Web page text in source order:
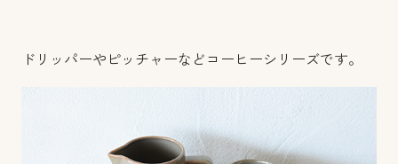
ドリッパーやピッチャーなどコーヒーシリーズです。